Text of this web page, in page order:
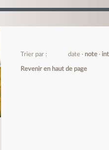
Trier par : date note
Revenir en haut de page